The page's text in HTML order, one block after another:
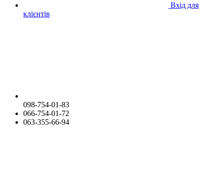
Вхід для
клієнтів
098-754-01-83
066-754-01-72
063-355-66-94